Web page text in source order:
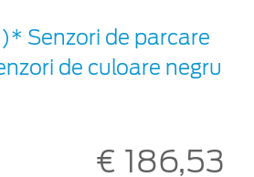
Senzori de parcare
de culoare negru
€ 186,53